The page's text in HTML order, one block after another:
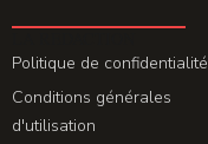
Politique de confidentialité
Conditions générales
d'utilisation